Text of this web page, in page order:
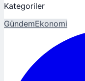
Kategoriler
GündemEkonomi